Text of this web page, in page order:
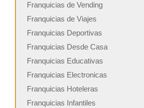
Franquicias de Vending
Franquicias de Viajes
Franquicias Deportivas
Franquicias Desde Casa
Franquicias Educativas
Franquicias Electronicas
Franquicias Hoteleras
Franquicias Infantiles